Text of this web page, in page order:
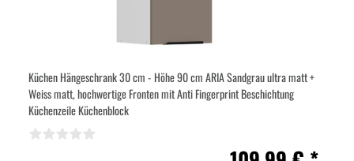
Küchen Hängeschrank 30 cm - Höhe 90 cm ARIA Sandgrau ultra matt +
Weiss matt, hochwertige Fronten mit Anti Fingerprint Beschichtung
Küchenzeile Küchenblock